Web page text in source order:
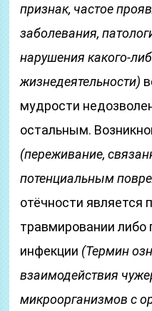
признак, частое
заболевания,
нарушения какого-
жизнедеятельности)
мудрости
остальным.
(переживание,
потенциальным
отёчности является
травмировании либо
инфекции (Термин
взаимодействия
микроорганизмов с